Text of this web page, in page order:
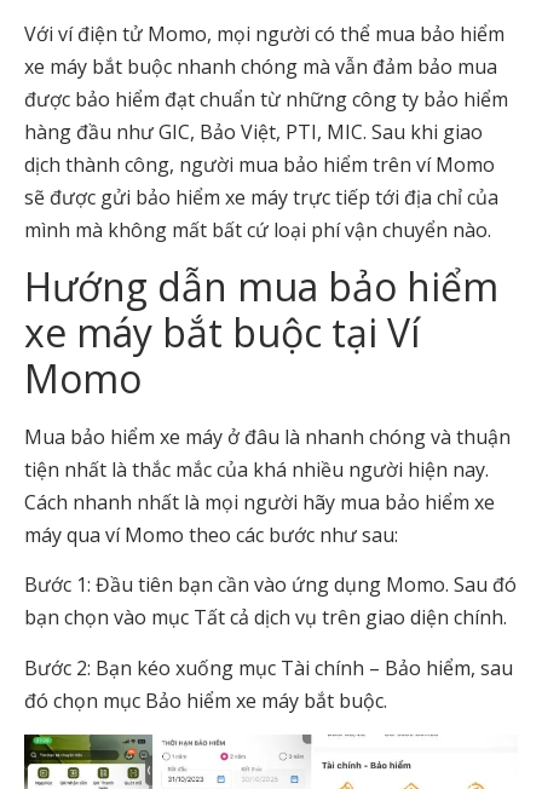
Với ví điện tử Momo, mọi người có thể mua bảo hiểm
xe máy bắt buộc nhanh chóng mà vẫn đảm bảo mua
được bảo hiểm đạt chuẩn từ những công ty bảo hiểm
hàng đầu như GIC, Bảo Việt, PTI, MIC. Sau khi giao
dịch thành công, người mua bảo hiểm trên ví Momo
sẽ được gửi bảo hiểm xe máy trực tiếp tới địa chỉ của
mình mà không mất bất cứ loại phí vận chuyển nào.
Hướng dẫn mua bảo hiểm
xe máy bắt buộc tại Ví
Momo
Mua bảo hiểm xe máy ở đâu là nhanh chóng và thuận
tiện nhất là thắc mắc của khá nhiều người hiện nay.
Cách nhanh nhất là mọi người hãy mua bảo hiểm xe
máy qua ví Momo theo các bước như sau:
Bước 1: Đầu tiên bạn cần vào ứng dụng Momo. Sau đó
bạn chọn vào mục Tất cả dịch vụ trên giao diện chính.
Bước 2: Bạn kéo xuống mục Tài chính – Bảo hiểm, sau
đó chọn mục Bảo hiểm xe máy bắt buộc.